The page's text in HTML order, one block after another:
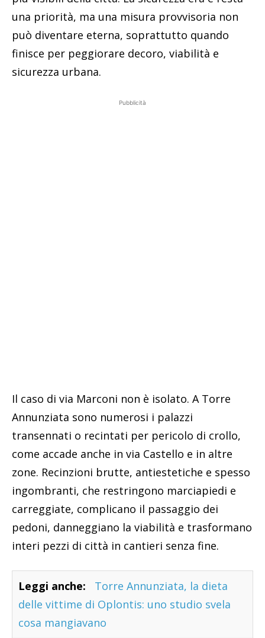
una priorità, ma una misura provvisoria non
può diventare eterna, soprattutto quando
finisce per peggiorare decoro, viabilità e
sicurezza urbana.
Pubblicità
Il caso di via Marconi non è isolato. A Torre
Annunziata sono numerosi i palazzi
transennati o recintati per pericolo di crollo,
come accade anche in via Castello e in altre
zone. Recinzioni brutte, antiestetiche e spesso
ingombranti, che restringono marciapiedi e
carreggiate, complicano il passaggio dei
pedoni, danneggiano la viabilità e trasformano
interi pezzi di città in cantieri senza fine.
Leggi anche:
Torre Annunziata, la dieta
delle vittime di Oplontis: uno studio svela
cosa mangiavano